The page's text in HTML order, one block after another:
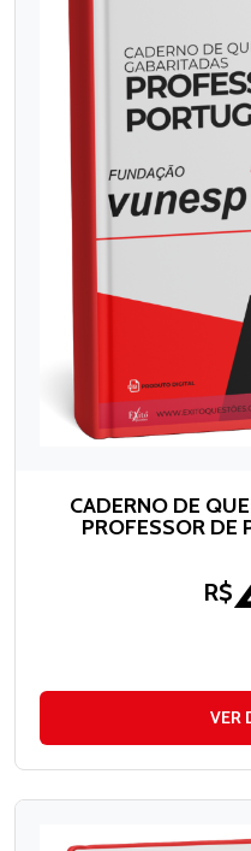
CADERNO DE
PROFESSOR DE
R$
VER